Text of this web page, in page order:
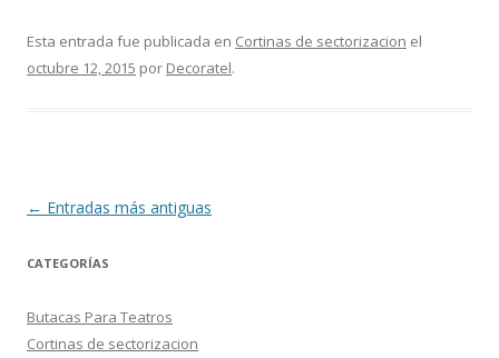
Esta entrada fue publicada en Cortinas de sectorizacion el
octubre 12, 2015 por Decoratel.
Navegación
entradas
← Entradas más antiguas
CATEGORÍAS
Butacas Para Teatros
Cortinas de sectorizacion